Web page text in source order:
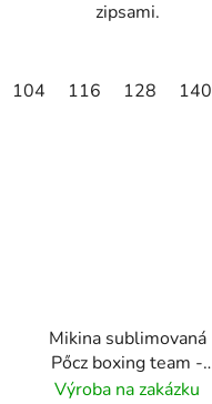
zipsami.
104 116 128 140
Mikina sublimovaná
Pőcz boxing team -
detská
Výroba na zakázku